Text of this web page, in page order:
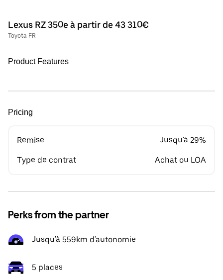
Lexus RZ 350e à partir de 43 310€
Toyota FR
Product Features
Pricing
Remise Jusqu'à 29%
Type de contrat Achat ou LOA
Perks from the partner
Jusqu'à 559km d'autonomie
5 places